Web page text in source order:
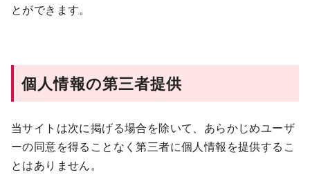
とができます。
個人情報の第三者提供
当サイトは次に掲げる場合を除いて、あらかじめユーザ
ーの同意を得ることなく第三者に個人情報を提供するこ
とはありません。